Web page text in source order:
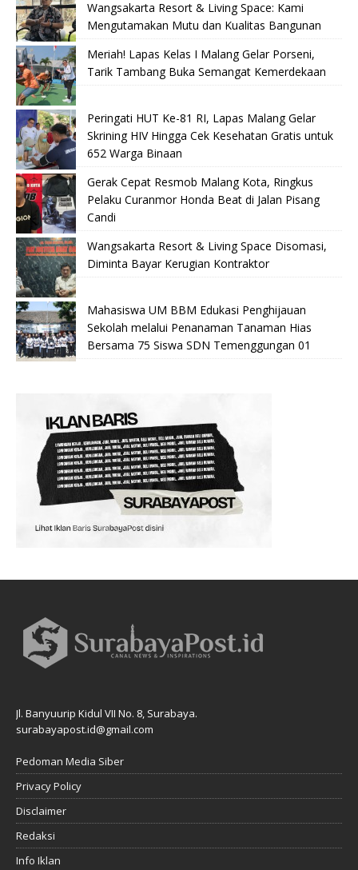
Wangsakarta Resort & Living Space: Kami
Mengutamakan Mutu dan Kualitas Bangunan
Meriah! Lapas Kelas I Malang Gelar Porseni,
Tarik Tambang Buka Semangat Kemerdekaan
Peringati HUT Ke-81 RI, Lapas Malang Gelar
Skrining HIV Hingga Cek Kesehatan Gratis untuk
652 Warga Binaan
Gerak Cepat Resmob Malang Kota, Ringkus
Pelaku Curanmor Honda Beat di Jalan Pisang
Candi
Wangsakarta Resort & Living Space Disomasi,
Diminta Bayar Kerugian Kontraktor
Mahasiswa UM BBM Edukasi Penghijauan
Sekolah melalui Penanaman Tanaman Hias
Bersama 75 Siswa SDN Temenggungan 01
Jl. Banyuurip Kidul VII No. 8, Surabaya.
surabayapost.id@gmail.com
Pedoman Media Siber
Privacy Policy
Disclaimer
Redaksi
Info Iklan